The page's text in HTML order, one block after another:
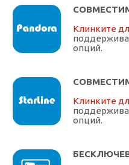
Клинките
опций.
Клинките
опций.